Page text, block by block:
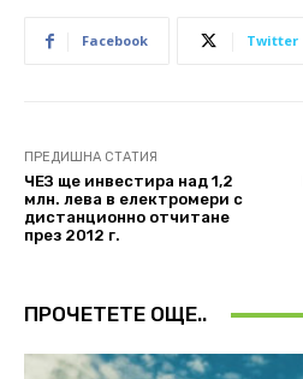
Facebook Twitter
ПРЕДИШНА СТАТИЯ
ЧЕЗ ще инвестира над 1,2
млн. лева в електромери с
дистанционно отчитане
през 2012 г.
ПРОЧЕТЕТЕ ОЩЕ..